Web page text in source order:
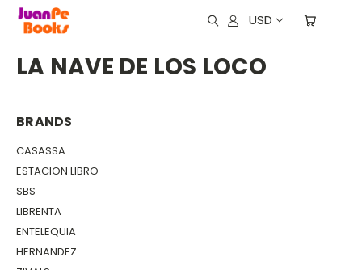
USD
LA NAVE DE LOS LOCO
BRANDS
CASASSA
ESTACION LIBRO
SBS
LIBRENTA
ENTELEQUIA
HERNANDEZ